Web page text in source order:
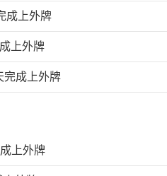
成上外牌
上外牌
完成上外牌
上外牌